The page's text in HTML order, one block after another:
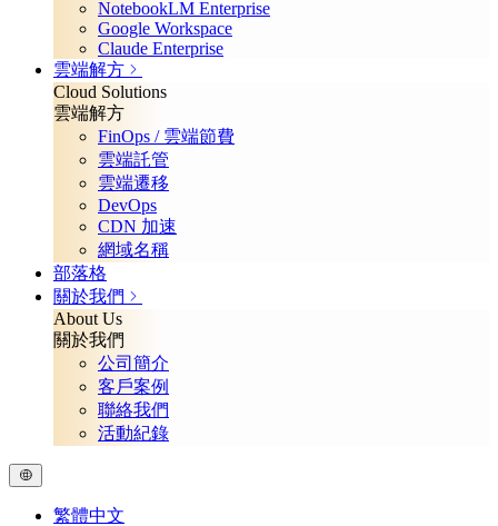
NotebookLM Enterprise
Google Workspace
Claude Enterprise
雲端解方
Cloud Solutions
雲端解方
FinOps / 雲端節費
雲端託管
雲端遷移
DevOps
CDN 加速
網域名稱
部落格
關於我們
About Us
關於我們
公司簡介
客戶案例
聯絡我們
活動紀錄
繁體中文